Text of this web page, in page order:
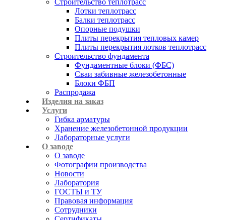
Строительство теплотрасс
Лотки теплотрасс
Балки теплотрасс
Опорные подушки
Плиты перекрытия тепловых камер
Плиты перекрытия лотков теплотрасс
Строительство фундамента
Фундаментные блоки (ФБС)
Сваи забивные железобетонные
Блоки ФБП
Распродажа
Изделия на заказ
Услуги
Гибка арматуры
Хранение железобетонной продукции
Лабораторные услуги
О заводе
О заводе
Фотографии производства
Новости
Лаборатория
ГОСТЫ и ТУ
Правовая информация
Сотрудники